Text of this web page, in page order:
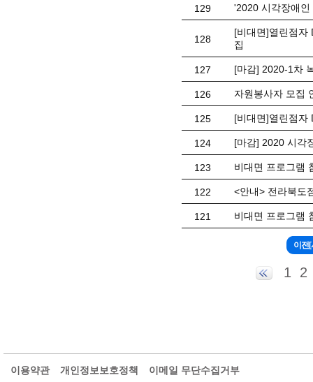
129 '2020 시각장애
128
[비대면]열린점자
집
127 [마감] 2020-1차
126 자원봉사자 모집
125 [비대면]열린점자
124 [마감] 2020 시각
123 비대면 프로그램
122 <안내> 전라북도
121 비대면 프로그램
1 2
이용약관 개인정보보호정책
이메일 무단수집거부